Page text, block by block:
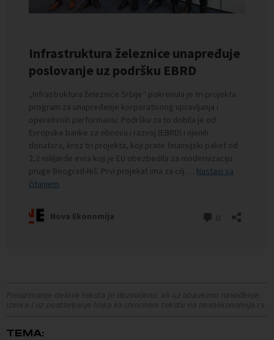
Preuzimanje delova teksta je dozvoljeno, ali uz obavezno navođenje
izvora i uz postavljanje linka ka izvornom tekstu na novaekonomija.rs
TEMA: